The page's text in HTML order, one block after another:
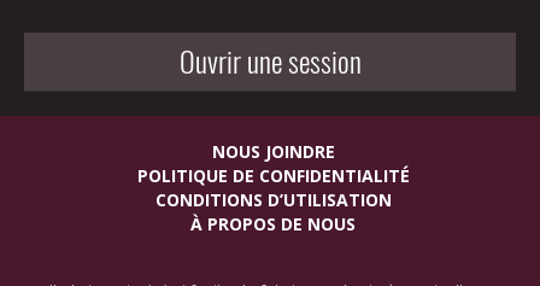
Ouvrir une session
NOUS JOINDRE
POLITIQUE DE CONFIDENTIALITÉ
CONDITIONS D’UTILISATION
À PROPOS DE NOUS